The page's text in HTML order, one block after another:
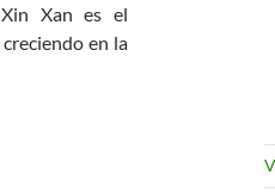
Xan es el
en la